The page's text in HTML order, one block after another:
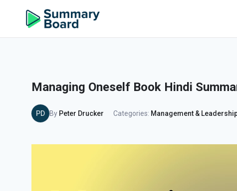
Managing Oneself Book Hindi
PD By Peter Drucker Categories: Management &